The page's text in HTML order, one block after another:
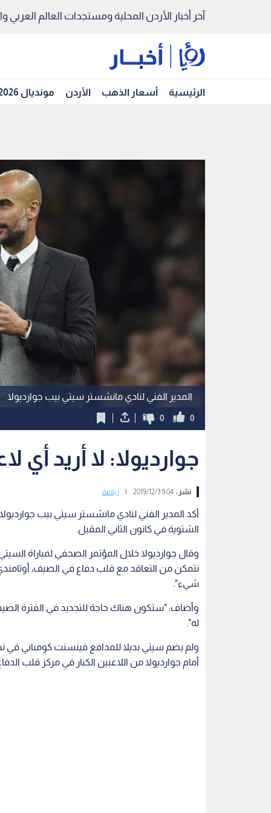
آخر أخبار الأردن المحلية ومستجدات العالم العربي
الرئيسية أسعار الذهب الأردن مونديال 2026
المدير الفني لنادي مانشستر سيتي بيب جوارديولا
0
0
جوارديولا: لا أريد
نشر :9:04 2019/12/3 رياضة
أكد المدير الفني لنادي مانشستر سيتي بيب
الشتوية في كانون الثاني المقبل.
وقال جوارديولا خلال المؤتمر الصحفي لمباراة
نتمكن من التعاقد مع قلب دفاع في الصيف،
شيء".
وأضاف: "ستكون هناك حاجة للتجديد في الفترة
له".
ولم يضم سيتي بديلا للمدافع فينسنت كومباني في
أمام جوارديولا من اللاعبين الكبار في مركز قلب